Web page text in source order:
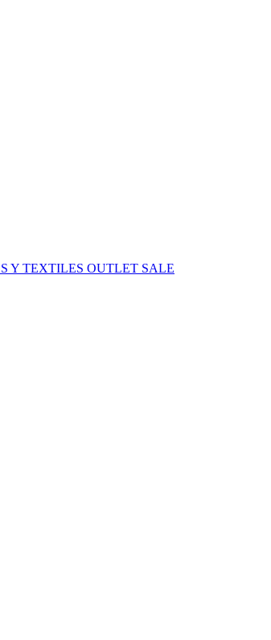
Y TEXTILES OUTLET SALE